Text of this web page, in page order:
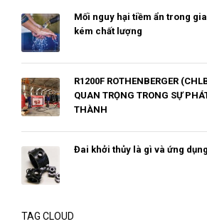
Mối nguy hại tiềm ẩn trong
kém chất lượng
R1200F ROTHENBERGER
QUAN TRỌNG TRONG SỰ
THÀNH
Đai khởi thủy là gì và ứng
TAG CLOUD